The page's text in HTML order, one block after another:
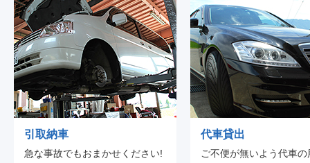
引取納車
急な事故でもおまかせください!
代車貸出
ご不便が無いよう代車の